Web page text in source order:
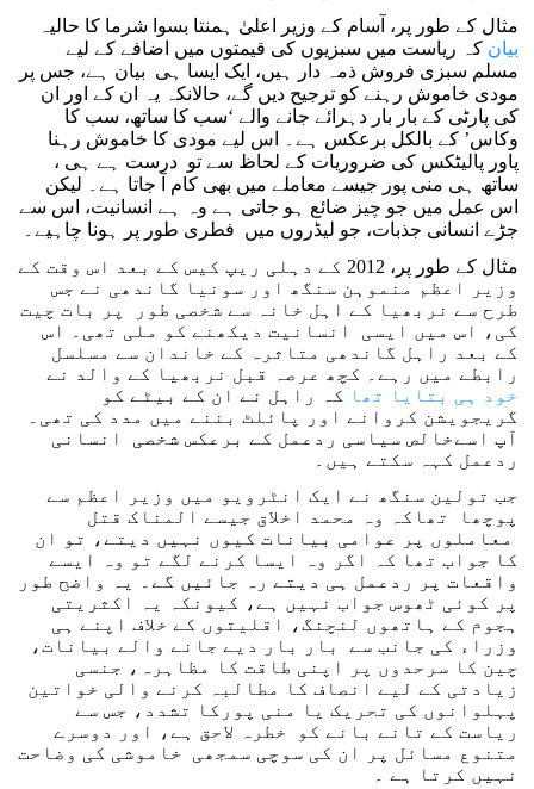
مثال کے طور پر، آسام کے وزیر اعلیٰ ہمنتا بسوا شرما کا حالیہ
بیانکہ ریاست میں سبزیوں کی قیمتوں میں اضافے کے لیے
مسلم سبزی فروش ذمہ دار ہیں، ایک ایسا ہی بیان ہے، جس پر
مودی خاموش رہنے کو ترجیح دیں گے، حالانکہ یہ ان کے اور ان
کی پارٹی کے بار بار دہرائے جانے والے ‘سب کا ساتھ، سب کا
وکاس’ کے بالکل برعکس ہے۔ اس لیے مودی کا خاموش رہنا
پاور پالیٹکس کی ضروریات کے لحاظ سے تو درست ہے ہی ،
ساتھ ہی منی پور جیسے معاملے میں بھی کام آ جاتا ہے۔ لیکن
اس عمل میں جو چیز ضائع ہو جاتی ہے وہ ہے انسانیت، اس سے
جڑے انسانی جذبات، جو لیڈروں میں فطری طور پر ہونا چاہیے۔
مثال کے طور پر، 2012 کے دہلی ریپ کیس کے بعد اس وقت کے
وزیر اعظم منموہن سنگھ اور سونیا گاندھی نے جس
طرح سے نربھیا کے اہل خانہ سے شخصی طور پر بات چیت
کی، اس میں ایسی انسانیت دیکھنے کو ملی تھی۔ اس
کے بعد راہل گاندھی متاثرہ کے خاندان سے مسلسل
رابطے میں رہے۔ کچھ عرصہ قبل نربھیا کے والد نے
خود ہی بتایا تھا کہ راہل نے ان کے بیٹے کو
گریجویشن کروانے اور پائلٹ بننے میں مدد کی تھی۔
آپ اسےخالص سیاسی ردعمل کے برعکس شخصی انسانی
ردعمل کہہ سکتے ہیں۔
جب تولین سنگھ نے ایک انٹرویو میں وزیر اعظم سے
پوچھا تھاکہ وہ محمد اخلاق جیسے المناک قتل
معاملوں پر عوامی بیانات کیوں نہیں دیتے، تو ان
کا جواب تھا کہ اگر وہ ایسا کرنے لگے تو وہ ایسے
واقعات پر ردعمل ہی دیتے رہ جائیں گے۔ یہ واضح طور
پر کوئی ٹھوس جواب نہیں ہے، کیونکہ یہ اکثریتی
ہجوم کے ہاتھوں لنچنگ، اقلیتوں کے خلاف اپنے ہی
وزراء کی جانب سے بار بار دیے جانے والے بیانات،
چین کا سرحدوں پر اپنی طاقت کا مظاہرہ، جنسی
زیادتی کے لیے انصاف کا مطالبہ کرنے والی خواتین
پہلوانوں کی تحریک یا منی پورکا تشدد، جس سے
ریاست کے تانے بانے کو خطرہ لاحق ہے، اور دوسرے
متنوع مسائل پر ان کی سوچی سمجھی خاموشی کی وضاحت
نہیں کرتا ہے ۔